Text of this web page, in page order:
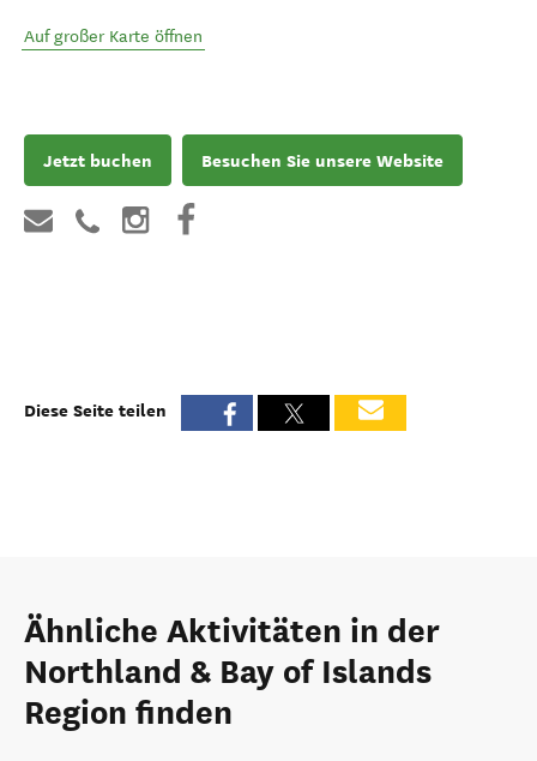
Auf großer Karte öffnen
Jetzt buchen Besuchen Sie unsere Website
Diese Seite teilen
Ähnliche Aktivitäten in der
Northland & Bay of Islands
Region finden